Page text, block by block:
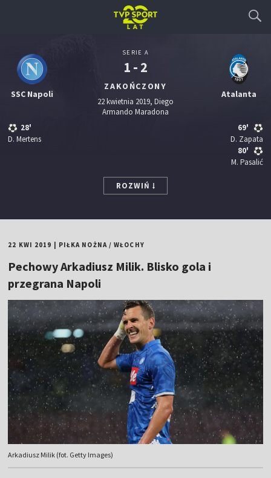
SSC Napoli
28'
D. Mertens
SERIE A
1 - 2
ZAKOŃCZONY
22 kwietnia 2019, Diego
Armando Maradona
Atalanta
69'
D. Zapata
80'
M. Pasalić
ROZWIŃ
22 KWI 2019 PIŁKA NOŻNA/WŁOCHY
Pechowy Arkadiusz Milik. Blisko gola i
przegrana Napoli
Arkadiusz Milik (fot. Getty Images)